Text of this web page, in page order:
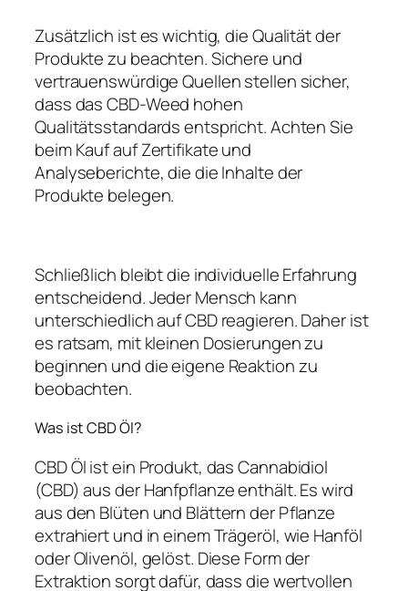
Zusätzlich ist es wichtig, die Qualität der
Produkte zu beachten. Sichere und
vertrauenswürdige Quellen stellen sicher,
dass das CBD-Weed hohen
Qualitätsstandards entspricht. Achten Sie
beim Kauf auf Zertifikate und
Analyseberichte, die die Inhalte der
Produkte belegen.
Schließlich bleibt die individuelle Erfahrung
entscheidend. Jeder Mensch kann
unterschiedlich auf CBD reagieren. Daher ist
es ratsam, mit kleinen Dosierungen zu
beginnen und die eigene Reaktion zu
beobachten.
Was ist CBD Öl?
CBD Öl ist ein Produkt, das Cannabidiol
(CBD) aus der Hanfpflanze enthält. Es wird
aus den Blüten und Blättern der Pflanze
extrahiert und in einem Trägeröl, wie Hanföl
oder Olivenöl, gelöst. Diese Form der
Extraktion sorgt dafür, dass die wertvollen